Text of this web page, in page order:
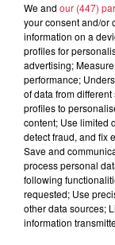
Tarif
Bourse aux
EBERSHEIM
vêtements jouets
l'Amicale des
Ebersmunster à
de Muttersholtz
L'emplacement
We and our (447)
your consent and/or
information on a
profiles for
advertising;
performance;
of data from
profiles to
content; Use limited
detect fraud, and fix
Save and
process personal
following
requested; Use
other data sources;
information